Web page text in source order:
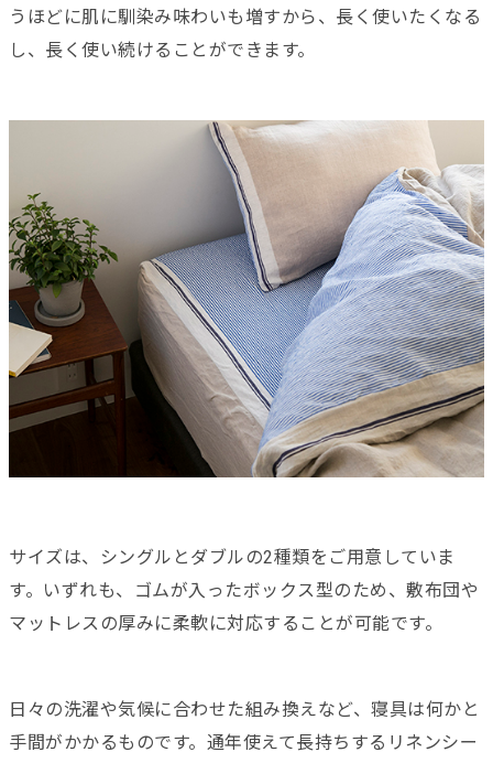
うほどに肌に馴染み味わいも増すから、長く使いたくなる
し、長く使い続けることができます。
サイズは、シングルとダブルの2種類をご用意していま
す。いずれも、ゴムが入ったボックス型のため、敷布団や
マットレスの厚みに柔軟に対応することが可能です。
日々の洗濯や気候に合わせた組み換えなど、寝具は何かと
手間がかかるものです。通年使えて長持ちするリネンシー